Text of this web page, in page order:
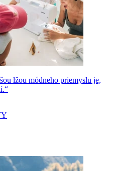
lžou módneho priemyslu je,